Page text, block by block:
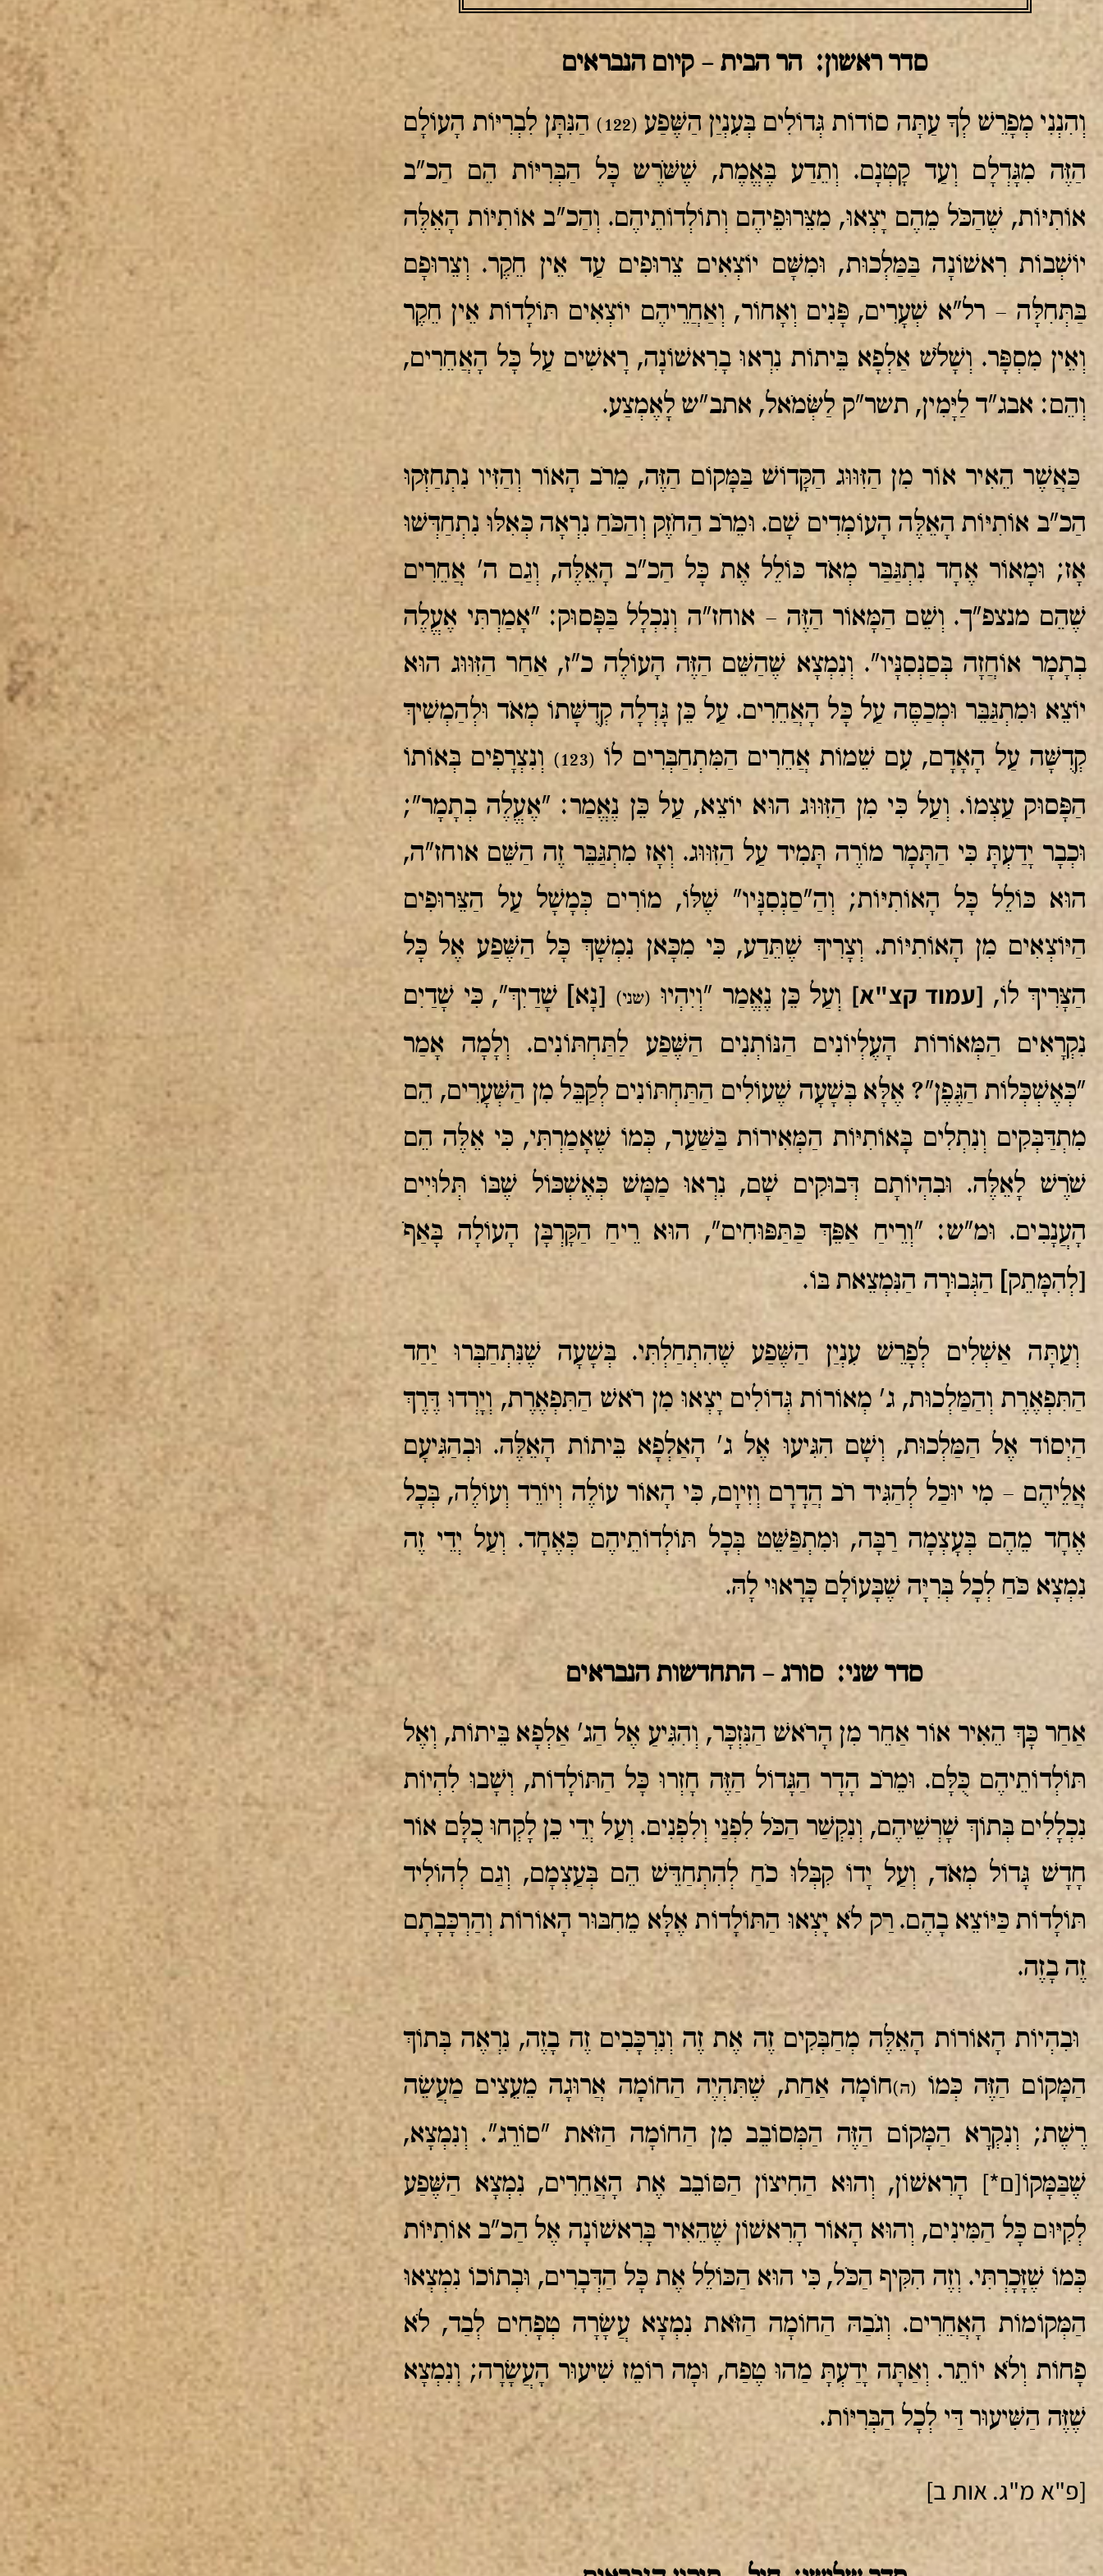
סדר ראשון: הר הבית – קיום הנבראים
וְהִנְנִי מְפָרֵשׁ לְךָ עַתָּה סוֹדוֹת גְּדוֹלִים בְּעִנְיַן הַשֶּׁפַע (122)
הַנִּתָּן לִבְרִיּוֹת הָעוֹלָם
הַזֶּה מִגָּדְלָם וְעַד קָטְנָם. וְתֵדַע בֶּאֱמֶת, שֶׁשֹּׁרֶש כָּל הַבְּרִיּוֹת הֵם הַכ"ב
אוֹתִיּוֹת, שֶׁהַכֹּל מֵהֶם יָצְאוּ, מִצֵּרוּפֵיהֶם וְתוֹלְדוֹתֵיהֶם. וְהַכ"ב אוֹתִיּוֹת הָאֵלֶּה
יוֹשְׁבוֹת רִאשׁוֹנָה בַּמַּלְכוּת, וּמִשָּׁם יוֹצְאִים צֵרוּפִים עַד אֵין חֵקֶר. וְצֵרוּפָם
בַּתְּחִלָּה – רל"א שְׁעָרִים, פָּנִים וְאָחוֹר, וְאַחֲרֵיהֶם יוֹצְאִים תּוֹלָדוֹת אֵין חֵקֶר
וְאֵין מִסְפָּר. וְשָׁלֹשׁ אַלְפָא בֵּיתוֹת נִרְאוּ בָרִאשׁוֹנָה, רָאשִׁים עַל כָּל הָאֲחֵרִים,
וְהֵם: אבג"ד לַיָּמִין, תשר"ק לַשְּׂמֹאל, אתב"ש לָאֶמְצַע.
כַּאֲשֶׁר הֵאִיר אוֹר מִן הַזִּוּוּג הַקָּדוֹשׁ בַּמָּקוֹם הַזֶּה, מֵרֹב הָאוֹר וְהַזִּיו נִתְחַזְּקוּ
הַכ"ב אוֹתִיּוֹת הָאֵלֶּה הָעוֹמְדִים שָׁם. וּמֵרֹב הַחֹזֶק וְהַכֹּחַ נִרְאָה כְּאִלּוּ נִתְחַדְּשׁוּ
אָז; וּמָאוֹר אֶחָד נִתְגַּבַּר מְאֹד כּוֹלֵל אֶת כָּל הַכ"ב הָאֵלֶּה, וְגַם ה' אֲחֵרִים
שֶׁהֵם מנצפ"ך. וְשֵׁם הַמָּאוֹר הַזֶּה – אוחז"ה וְנִכְלָל בַּפָּסוּק: "אָמַרְתִּי אֶעֱלֶה
בְתָמָר אוֹחֲזָה בְּסַנְסִנָּיו". וְנִמְצָא שֶׁהַשֵּׁם הַזֶּה הָעוֹלֶה כ"ז, אַחַר הַזִּוּוּג הוּא
יוֹצֵא וּמִתְגַּבֵּר וּמְכַסֶּה עַל כָּל הָאֲחֵרִים. עַל כֵּן גָּדְלָה קְדֻשָּׁתוֹ מְאֹד וּלְהַמְשִׁיךְ
קְדֻשָּׁה עַל הָאָדָם, עִם שֵׁמוֹת אֲחֵרִים הַמִּתְחַבְּרִים לוֹ (123)
וְנִצְרָפִים בְּאוֹתוֹ
הַפָּסוּק עַצְמוֹ. וְעַל כִּי מִן הַזִּוּוּג הוּא יוֹצֵא, עַל כֵּן נֶאֱמַר: "אֶעֱלֶה בְתָמָר";
וּכְבָר יָדַעְתָּ כִּי הַתָּמָר מוֹרֶה תָּמִיד עַל הַזִּוּוּג. וְאָז מִתְגַּבֵּר זֶה הַשֵּׁם אוחז"ה,
הוּא כּוֹלֵל כָּל הָאוֹתִיּוֹת; וְהַ"סַנְסִנָּיו" שֶׁלּוֹ, מוֹרִים כְּמָשָׁל עַל הַצֵּרוּפִים
הַיּוֹצְאִים מִן הָאוֹתִיּוֹת. וְצָרִיךְ שֶׁתֵּדַע, כִּי מִכָּאן נִמְשָׁךְ כָּל הַשֶּׁפַע אֶל כָּל
הַצָּרִיךְ לוֹ, [עמוד קצ"א]וְעַל כֵּן נֶאֱמַר "וְיִהְיוּ (שני) [נָא] שָׁדַיִךְ", כִּי שָׁדַיִם
נִקְרָאִים הַמְּאוֹרוֹת הָעֶלְיוֹנִים הַנּוֹתְנִים הַשֶּׁפַע לַתַּחְתּוֹנִים. וְלָמָה אָמַר
"כְּאֶשְׁכְּלוֹת הַגֶּפֶן"? אֶלָּא בְּשָׁעָה שֶׁעוֹלִים הַתַּחְתּוֹנִים לְקַבֵּל מִן הַשְּׁעָרִים, הֵם
מִתְדַּבְּקִים וְנִתְלִים בָּאוֹתִיּוֹת הַמְּאִירוֹת בַּשַּׁעַר, כְּמוֹ שֶׁאָמַרְתִּי, כִּי אֵלֶּה הֵם
שֹׁרֶשׁ לָאֵלֶּה. וּבִהְיוֹתָם דְּבוּקִים שָׁם, נִרְאוּ מַמָּשׁ כְּאֶשְׁכּוֹל שֶׁבּוֹ תְּלוּיִים
הָעֲנָבִים. וּמ"ש: "וְרֵיחַ אַפֵּךְ כַּתַּפּוּחִים", הוּא רֵיחַ הַקָּרְבָּן הָעוֹלָה בָּאַף…
[לְהִמָּתֵק] הַגְּבוּרָה הַנִּמְצֵאת בּוֹ.
וְעַתָּה אַשְׁלִים לְפָרֵשׁ עִנְיַן הַשֶּׁפַע שֶׁהִתְחַלְתִּי. בְּשָׁעָה שֶׁנִּתְחַבְּרוּ יַחַד
הַתִּפְאֶרֶת וְהַמַּלְכוּת, ג' מְאוֹרוֹת גְּדוֹלִים יָצְאוּ מִן רֹאשׁ הַתִּפְאֶרֶת, וְיָרְדוּ דֶּרֶךְ
הַיְסוֹד אֶל הַמַּלְכוּת, וְשָׁם הִגִּיעוּ אֶל ג' הָאַלְפָא בֵּיתוֹת הָאֵלֶּה. וּבְהַגִּיעָם
אֲלֵיהֶם – מִי יוּכַל לְהַגִּיד רֹב הֲדָרָם וְזִיוָם, כִּי הָאוֹר עוֹלֶה וְיוֹרֵד וְעוֹלֶה, בְּכָל
אֶחָד מֵהֶם בְּעָצְמָה רַבָּה, וּמִתְפַּשֵּׁט בְּכָל תּוֹלְדוֹתֵיהֶם כְּאֶחָד. וְעַל יְדֵי זֶה
נִמְצָא כֹּחַ לְכָל בְּרִיָּה שֶׁבָּעוֹלָם כָּרָאוּי לָהּ.
סדר שני: סורג – התחדשות הנבראים
אַחַר כָּךְ הֵאִיר אוֹר אַחֵר מִן הָרֹאשׁ הַנִּזְכָּר, וְהִגִּיעַ אֶל הַג' אַלְפָא בֵּיתוֹת, וְאֶל
תּוֹלְדוֹתֵיהֶם כֻּלָּם. וּמֵרֹב הָדָר הַגָּדוֹל הַזֶּה חָזְרוּ כָּל הַתּוֹלָדוֹת, וְשָׁבוּ לִהְיוֹת
נִכְלָלִים בְּתוֹךְ שָׁרְשֵׁיהֶם, וְנִקְשַׁר הַכֹּל לִפְנַי וְלִפְנִים. וְעַל יְדֵי כֵן לָקְחוּ כֻלָּם אוֹר
חָדָשׁ גָּדוֹל מְאֹד, וְעַל יָדוֹ קִבְּלוּ כֹחַ לְהִתְחַדֵּשׁ הֵם בְּעַצְמָם, וְגַם לְהוֹלִיד
תּוֹלָדוֹת כַּיּוֹצֵא בָהֶם. רַק לֹא יָצְאוּ הַתּוֹלָדוֹת אֶלָּא מֵחִבּוּר הָאוֹרוֹת וְהַרְכָּבָתָם
זֶה בָזֶה.
וּבִהְיוֹת הָאוֹרוֹת הָאֵלֶּה מְחַבְּקִים זֶה אֶת זֶה וְנִרְכָּבִים זֶה בָזֶה, נִרְאֶה בְּתוֹךְ
הַמָּקוֹם הַזֶּה כְּמוֹ (ה)חוֹמָה אַחַת, שֶׁתִּהְיֶה הַחוֹמָה אֲרוּגָה מֵעֵצִים מַעֲשֵׂה
רֶשֶׁת; וְנִקְרָא הַמָּקוֹם הַזֶּה הַמְּסוֹבֵב מִן הַחוֹמָה הַזֹּאת "סוֹרֵג". וְנִמְצָא,
שֶׁבַּמָּקוֹ[ם*] הָרִאשׁוֹן, וְהוּא הַחִיצוֹן הַסּוֹבֵב אֶת הָאֲחֵרִים, נִמְצָא הַשֶּׁפַע
לְקִיּוּם כָּל הַמִּינִים, וְהוּא הָאוֹר הָרִאשׁוֹן שֶׁהֵאִיר בָּרִאשׁוֹנָה אֶל הַכ"ב אוֹתִיּוֹת
כְּמוֹ שֶׁזָּכָרְתִּי. וְזֶה הִקִּיף הַכֹּל, כִּי הוּא הַכּוֹלֵל אֶת כָּל הַדְּבָרִים, וּבְתוֹכוֹ נִמְצְאוּ
הַמְּקוֹמוֹת הָאֲחֵרִים. וְגֹבַהּ הַחוֹמָה הַזֹּאת נִמְצָא עֲשָׂרָה טְפָחִים לְבַד, לֹא
פָחוֹת וְלֹא יוֹתֵר. וְאַתָּה יָדַעְתָּ מַהוּ טֶפַח, וּמָה רוֹמֵז שִׁיעוּר הָעֲשָׂרָה; וְנִמְצָא
שֶׁזֶּה הַשִּׁיעוּר דַּי לְכָל הַבְּרִיּוֹת.
[פ"א מ"ג. אות ב]